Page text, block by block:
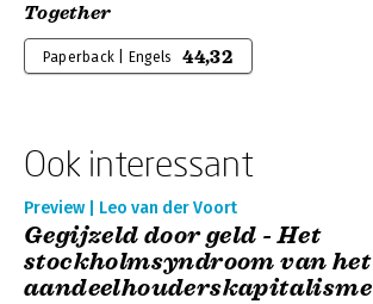
Together
Paperback | Engels 44,32
Ook interessant
Preview | Leo van der Voort
Gegijzeld door geld - Het
stockholmsyndroom van het
aandeelhouderskapitalisme